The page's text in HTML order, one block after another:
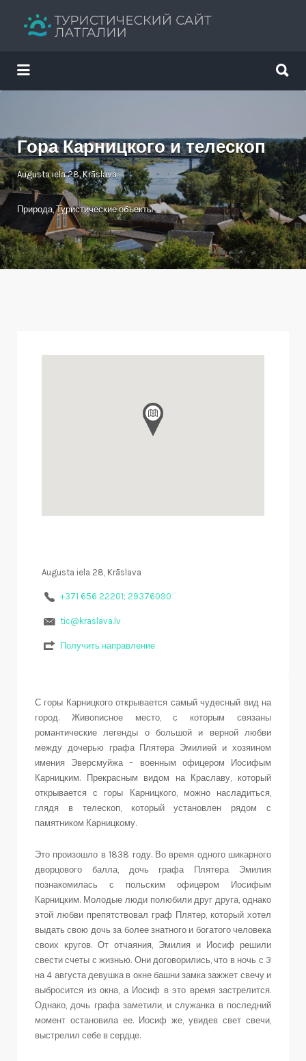
Путеводитель твоего отдыха
Искать:
Гора Карницкого и телескоп
Augusta iela 28, Krāslava
Природа,Туристические объекты
Augusta iela 28, Krāslava
+371 656 22201; 29376090
tic@kraslava.lv
Получить направление
С горы Карницкого открывается самый чудесный вид на
город. Живописное место, с которым связаны
романтические легенды о большой и верной любви
между дочерью графа Плятера Эмилией и хозяином
имения Эверсмуйжа – военным офицером Иосифым
Карницким. Прекрасным видом на Краславу, который
открывается с горы Карницкого, можно насладиться,
глядя в телескоп, который установлен рядом с
памятником Карницкому.
Это произошло в 1838 году. Во время одного шикарного
дворцового балла, дочь графа Плятера Эмилия
познакомилась с польским офицером Иосифым
Карницким. Молодые люди полюбили друг друга, однако
этой любви препятствовал граф Плятер, который хотел
выдать свою дочь за более знатного и богатого человека
своих кругов. От отчаяния, Эмилия и Иосиф решили
свести счеты с жизнью. Они договорились, что в ночь с 3
на 4 августа девушка в окне башни замка зажжет свечу и
выбросится из окна, а Иосиф в это время застрелится.
Однако, дочь графа заметили, и служанка в последний
момент остановила ее. Иосиф же, увидев свет свечи,
выстрелил себе в сердце.